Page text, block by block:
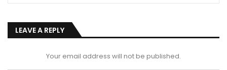
LEAVE A REPLY
Your email address will not be published.